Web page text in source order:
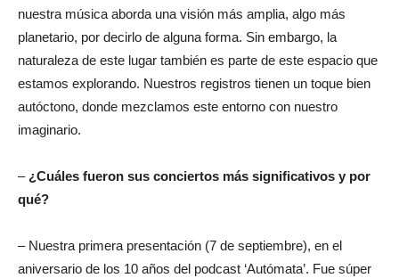
nuestra música aborda una visión más amplia, algo más
planetario, por decirlo de alguna forma. Sin embargo, la
naturaleza de este lugar también es parte de este espacio que
estamos explorando. Nuestros registros tienen un toque bien
autóctono, donde mezclamos este entorno con nuestro
imaginario.
– ¿Cuáles fueron sus conciertos más significativos y por
qué?
– Nuestra primera presentación (7 de septiembre), en el
aniversario de los 10 años del podcast ‘Autómata’. Fue súper